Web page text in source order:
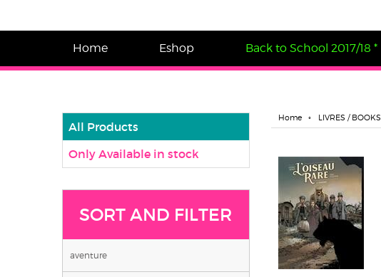
Home Eshop Back to School 2017/18 *
All Products
Only Available in stock
SORT AND FILTER
aventure
Home LIVRES / BOOKS